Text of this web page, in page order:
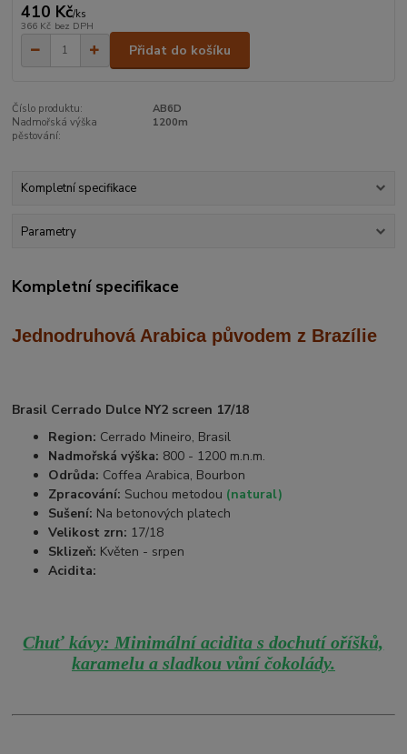
410 Kč/ks
366 Kč bez DPH
Přidat do košíku
Číslo produktu:
AB6D
Nadmořská výška
pěstování:
1200m
Kompletní specifikace
Parametry
Kompletní specifikace
Jednodruhová Arabica původem z Brazílie
Brasil Cerrado Dulce NY2 screen 17/18
Region: Cerrado Mineiro, Brasil
Nadmořská výška: 800 - 1200 m.n.m.
Odrůda: Coffea Arabica, Bourbon
Zpracování: Suchou metodou (natural)
Sušení: Na betonových platech
Velikost zrn: 17/18
Sklizeň: Květen - srpen
Acidita:
Chuť kávy: Minimální acidita s dochutí oříšků,
karamelu a sladkou vůní čokolády.